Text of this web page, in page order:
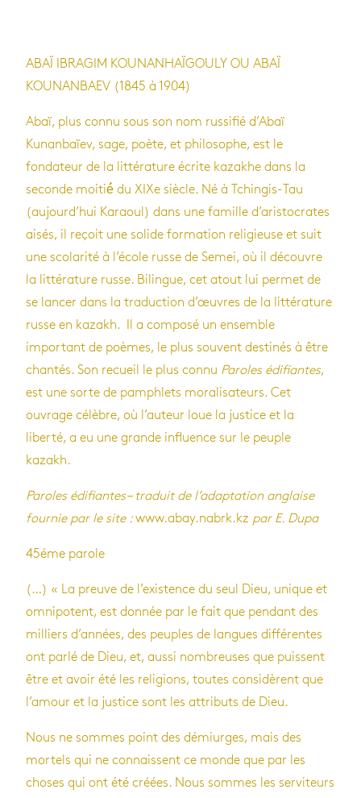
ABAÏ IBRAGIM KOUNANHAÏGOULY OU ABAÏ
KOUNANBAEV (1845 à 1904)
Abaï, plus connu sous son nom russifié d’Abaï
Kunanbaïev, sage, poète, et philosophe, est le
fondateur de la littérature écrite kazakhe dans la
seconde moitié́ du XIXe siècle. Né à Tchingis-Tau
(aujourd’hui Karaoul) dans une famille d’aristocrates
aisés, il reçoit une solide formation religieuse et suit
une scolarité à l’école russe de Semei, où il découvre
la littérature russe. Bilingue, cet atout lui permet de
se lancer dans la traduction d’œuvres de la littérature
russe en kazakh. Il a composé un ensemble
important de poèmes, le plus souvent destinés à être
chantés. Son recueil le plus connu Paroles édifiantes,
est une sorte de pamphlets moralisateurs. Cet
ouvrage célèbre, où l’auteur loue la justice et la
liberté, a eu une grande influence sur le peuple
kazakh.
Paroles édifiantes– traduit de l’adaptation anglaise
fournie par le site : www.abay.nabrk.kz par E. Dupa
45éme parole
(…) « La preuve de l’existence du seul Dieu, unique et
omnipotent, est donnée par le fait que pendant des
milliers d’années, des peuples de langues différentes
ont parlé de Dieu, et, aussi nombreuses que puissent
être et avoir été les religions, toutes considèrent que
l’amour et la justice sont les attributs de Dieu.
Nous ne sommes point des démiurges, mais des
mortels qui ne connaissent ce monde que par les
choses qui ont été créées. Nous sommes les serviteurs